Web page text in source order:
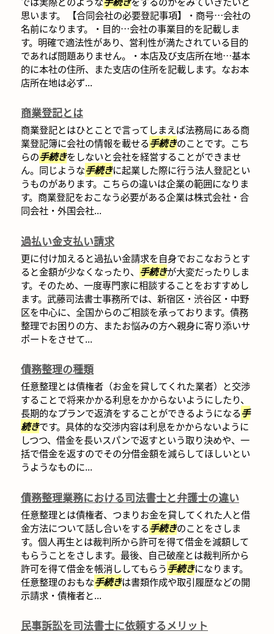
思います。 【合同会社の必要登記事項】・商号…会社の
名前になります。・目的…会社の事業目的を記載しま
す。明確で適法性があり、営利性が満たされている目的
であれば問題ありません。・本店及び支店所在地…基本
的に本社の住所、また支店の住所を記載します。なお本
店所在地は必ず...
商業登記とは
商業登記とはひとことで言ってしまえば法務局にある商
業登記簿に会社の情報を載せる手続きのことです。こち
らの手続きをしないと会社を経営することができませ
ん。同じような手続きに起業した際に行う法人登記とい
うものがあります。こちらの違いは企業の範囲になりま
す。商業登記をおこなう必要がある企業は株式会社・合
同会社・外国会社...
過払い金支払い請求
更に付け加えると過払い金請求を自身でおこなおうとす
ると金額が少なくなったり、 手続きが大変だったりしま
す。そのため、一度専門家に相談することをおすすめし
ます。武藤司法書士事務所では、新宿区・渋谷区・中野
区を中心に、全国からのご相談を承っております。債務
整理でお困りの方、またお悩みの方へ親身に寄り添いサ
ポートをさせて...
債務整理の種類
任意整理とは債権者（お金を貸してくれた業者）と交渉
することで将来かかる利息をかからないようにしたり、
長期的なプランで返済をすることができるようになる手
続きです。具体的な交渉内容は利息をかからないように
しつつ、借金を長いスパンで返すという取り決めや、一
括で借金を返すのでその分借金額を減らしてほしいとい
うようなものに...
債務整理業務における司法書士と弁護士の違い
任意整理とは債権者、つまりお金を貸してくれた人と借
金方法について話し合いをする手続きのことをさしま
す。個人再生とは裁判所から許可を得て借金を減額して
もらうことをさします。最後、自己破産とは裁判所から
許可を得て借金を帳消ししてもらう手続きになります。
任意整理のおもな手続きは書類作成や取引履歴などの開
示請求・債権者と...
民事訴訟を司法書士に依頼するメリット